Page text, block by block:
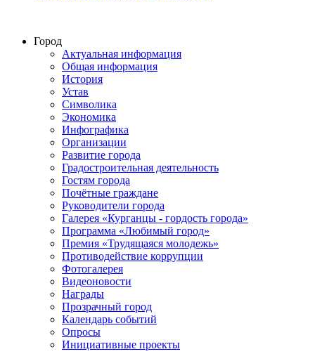
Город
Актуальная информация
Общая информация
История
Устав
Символика
Экономика
Инфографика
Организации
Развитие города
Градостроительная деятельность
Гостям города
Почётные граждане
Руководители города
Галерея «Курганцы - гордость города»
Программа «Любимый город»
Премия «Трудящаяся молодежь»
Противодействие коррупции
Фотогалерея
Видеоновости
Награды
Прозрачный город
Календарь событий
Опросы
Инициативные проекты